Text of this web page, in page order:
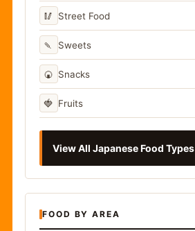
🥢 Street Food
🍡 Sweets
🍘 Snacks
🍓 Fruits
View All Japanese Food Types
FOOD BY AREA